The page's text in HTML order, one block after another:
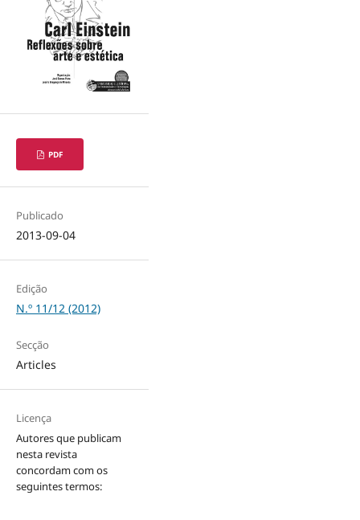
PDF
Publicado
2013-09-04
Edição
N.º 11/12 (2012)
Secção
Articles
Licença
Autores que publicam
nesta revista
concordam com os
seguintes termos: